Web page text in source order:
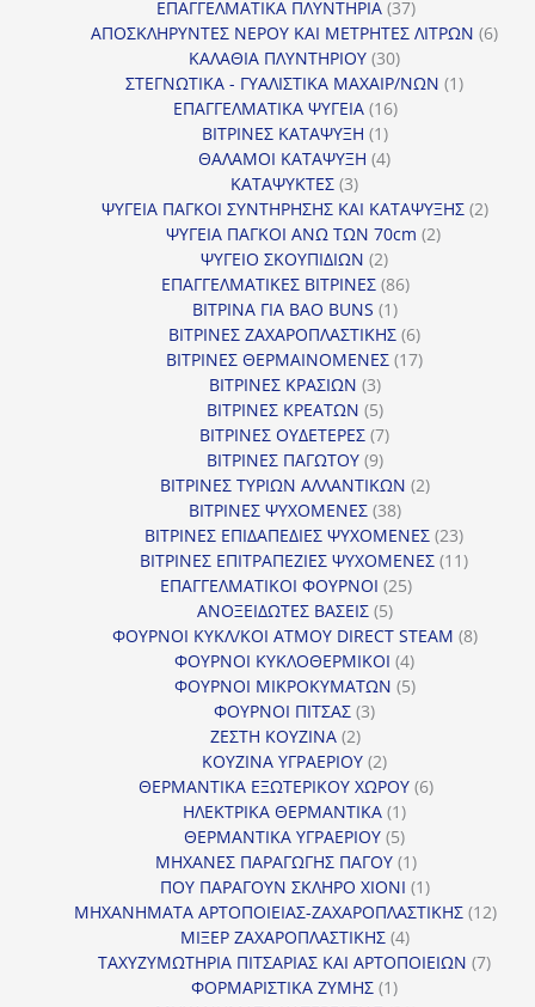
ΕΠΑΓΓΕΛΜΑΤΙΚΑ ΠΛΥΝΤΗΡΙΑ 3737
προϊόντα
ΑΠΟΣΚΛΗΡΥΝΤΕΣ ΝΕΡΟΥ ΚΑΙ ΜΕΤΡΗΤΕΣ ΛΙΤΡΩΝ 66
ΚΑΛΑΘΙΑ ΠΛΥΝΤΗΡΙΟΥ 3030
προϊόντα
ΣΤΕΓΝΩΤΙΚΑ - ΓΥΑΛΙΣΤΙΚΑ ΜΑΧΑΙΡ/ΝΩΝ 11
ΕΠΑΓΓΕΛΜΑΤΙΚΑ ΨΥΓΕΙΑ 1616
ΒΙΤΡΙΝΕΣ ΚΑΤΑΨΥΞΗ 11
προϊόν
ΘΑΛΑΜΟΙ ΚΑΤΑΨΥΞΗ 44
ΚΑΤΑΨΥΚΤΕΣ 33
προϊόντα
ΨΥΓΕΙΑ ΠΑΓΚΟΙ ΣΥΝΤΗΡΗΣΗΣ ΚΑΙ ΚΑΤΑΨΥΞΗΣ 22
ΨΥΓΕΙΑ ΠΑΓΚΟΙ ΑΝΩ ΤΩΝ 70cm 22
ΨΥΓΕΙΟ ΣΚΟΥΠΙΔΙΩΝ 22
προϊόντα
ΕΠΑΓΓΕΛΜΑΤΙΚΕΣ ΒΙΤΡΙΝΕΣ 8686
ΒΙΤΡΙΝΑ ΓΙΑ BAO BUNS 11
προϊόν
ΒΙΤΡΙΝΕΣ ΖΑΧΑΡΟΠΛΑΣΤΙΚΗΣ 66
προϊόντα
ΒΙΤΡΙΝΕΣ ΘΕΡΜΑΙΝΟΜΕΝΕΣ 1717
ΒΙΤΡΙΝΕΣ ΚΡΑΣΙΩΝ 33
προϊόντα
ΒΙΤΡΙΝΕΣ ΚΡΕΑΤΩΝ 55
προϊόντα
ΒΙΤΡΙΝΕΣ ΟΥΔΕΤΕΡΕΣ 77
ΒΙΤΡΙΝΕΣ ΠΑΓΩΤΟΥ 99
προϊόντα
ΒΙΤΡΙΝΕΣ ΤΥΡΙΩΝ ΑΛΛΑΝΤΙΚΩΝ 22
ΒΙΤΡΙΝΕΣ ΨΥΧΟΜΕΝΕΣ 3838
προϊόντα
ΒΙΤΡΙΝΕΣ ΕΠΙΔΑΠΕΔΙΕΣ ΨΥΧΟΜΕΝΕΣ 2323
προϊόντα
ΒΙΤΡΙΝΕΣ ΕΠΙΤΡΑΠΕΖΙΕΣ ΨΥΧΟΜΕΝΕΣ 1111
ΕΠΑΓΓΕΛΜΑΤΙΚΟΙ ΦΟΥΡΝΟΙ 2525
ΑΝΟΞΕΙΔΩΤΕΣ ΒΑΣΕΙΣ 55
προϊόντα
ΦΟΥΡΝΟΙ ΚΥΚΛ/ΚΟΙ ΑΤΜΟΥ DIRECT STEAM 88
ΦΟΥΡΝΟΙ ΚΥΚΛΟΘΕΡΜΙΚΟΙ 44
προϊόντα
ΦΟΥΡΝΟΙ ΜΙΚΡΟΚΥΜΑΤΩΝ 55
ΦΟΥΡΝΟΙ ΠΙΤΣΑΣ 33
ΖΕΣΤΗ ΚΟΥΖΙΝΑ 22
προϊόντα
ΚΟΥΖΙΝΑ ΥΓΡΑΕΡΙΟΥ 22
προϊόντα
ΘΕΡΜΑΝΤΙΚΑ ΕΞΩΤΕΡΙΚΟΥ ΧΩΡΟΥ 66
ΗΛΕΚΤΡΙΚΑ ΘΕΡΜΑΝΤΙΚΑ 11
προϊόν
ΘΕΡΜΑΝΤΙΚΑ ΥΓΡΑΕΡΙΟΥ 55
προϊόντα
ΜΗΧΑΝΕΣ ΠΑΡΑΓΩΓΗΣ ΠΑΓΟΥ 11
προϊόν
ΠΟΥ ΠΑΡΑΓΟΥΝ ΣΚΛΗΡΟ ΧΙΟΝΙ 11
προϊόν
ΜΗΧΑΝΗΜΑΤΑ ΑΡΤΟΠΟΙΕΙΑΣ-ΖΑΧΑΡΟΠΛΑΣΤΙΚΗΣ 1212
ΜΙΞΕΡ ΖΑΧΑΡΟΠΛΑΣΤΙΚΗΣ 44
προϊόντα
ΤΑΧΥΖΥΜΩΤΗΡΙΑ ΠΙΤΣΑΡΙΑΣ ΚΑΙ ΑΡΤΟΠΟΙΕΙΩΝ 77
ΦΟΡΜΑΡΙΣΤΙΚΑ ΖΥΜΗΣ 11